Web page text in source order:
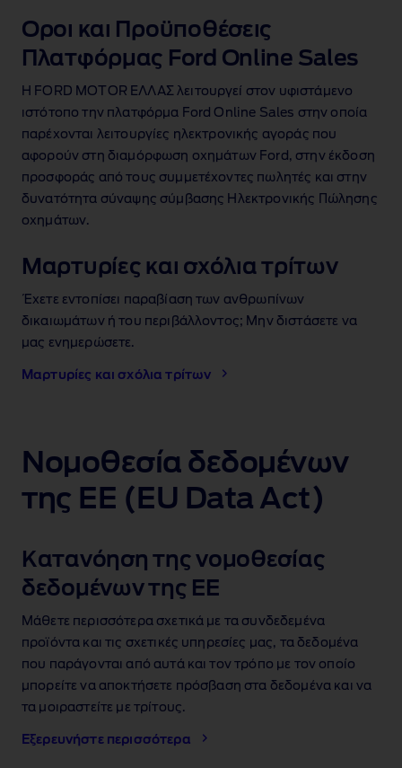
Oροι και Προϋποθέσεις
Πλατφόρμας Ford Online Sales
Η FORD MOTOR ΕΛΛΑΣ λειτουργεί στον υφιστάμενο
ιστότοπο την πλατφόρμα Ford Online Sales στην οποία
παρέχονται λειτουργίες ηλεκτρονικής αγοράς που
αφορούν στη διαμόρφωση οχημάτων Ford, στην έκδοση
προσφοράς από τους συμμετέχοντες πωλητές και στην
δυνατότητα σύναψης σύμβασης Ηλεκτρονικής Πώλησης
οχημάτων.
Μαρτυρίες και σχόλια τρίτων
Έχετε εντοπίσει παραβίαση των ανθρωπίνων
δικαιωμάτων ή του περιβάλλοντος; Μην διστάσετε να
μας ενημερώσετε.
Μαρτυρίες και σχόλια τρίτων
Νομοθεσία δεδομένων
της ΕΕ (EU Data Act)
Κατανόηση της νομοθεσίας
δεδομένων της ΕΕ
Μάθετε περισσότερα σχετικά με τα συνδεδεμένα
προϊόντα και τις σχετικές υπηρεσίες μας, τα δεδομένα
που παράγονται από αυτά και τον τρόπο με τον οποίο
μπορείτε να αποκτήσετε πρόσβαση στα δεδομένα και να
τα μοιραστείτε με τρίτους.
Εξερευνήστε περισσότερα